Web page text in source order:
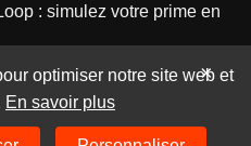
: simulez votre prime en
×
optimiser notre site web et
En savoir plus